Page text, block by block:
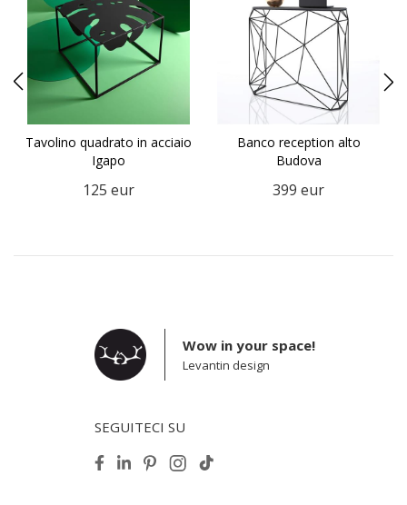
Tavolino quadrato in acciaio
Igapo
125 eur
Banco reception alto
Budova
399 eur
Wow in your space!
Levantin design
SEGUITECI SU